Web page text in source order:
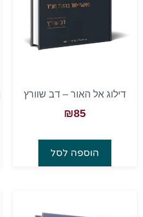
דילוג אל האור – דב שוורץ
₪85
הוספה לסל